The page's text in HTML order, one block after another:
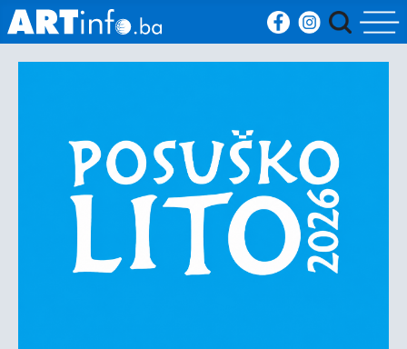
Sport
Kultura
Crna